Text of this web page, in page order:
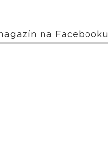
na Facebooku